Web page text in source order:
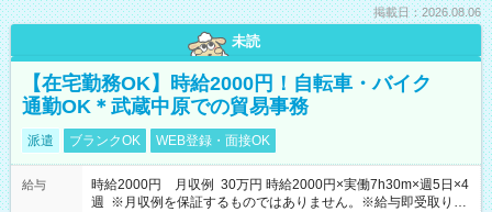
掲載日：2026.08.06
未読
【在宅勤務OK】時給2000円！自転車・バイク
通勤OK＊武蔵中原での貿易事務
派遣 ブランクOK WEB登録・面接OK
給与
時給2000円 月収例 30万円 時給2000円×実働7h30m×週5日×4
週 ※月収例を保証するものではありません。※給与即受取りサ